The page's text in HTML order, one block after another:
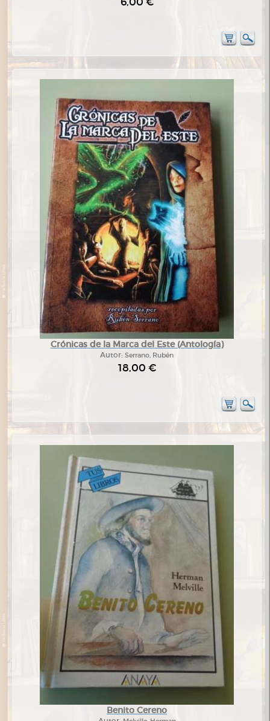
Crónicas de la Marca del Este (Antología)
Autor: Serrano, Rubén
18,00 €
Benito Cereno